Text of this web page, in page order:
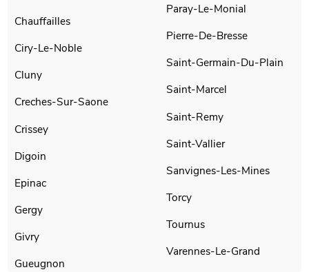
Chauffailles
Ciry-Le-Noble
Cluny
Creches-Sur-Saone
Crissey
Digoin
Epinac
Gergy
Givry
Gueugnon
Paray-Le-Monial
Pierre-De-Bresse
Saint-Germain-Du-Plain
Saint-Marcel
Saint-Remy
Saint-Vallier
Sanvignes-Les-Mines
Torcy
Tournus
Varennes-Le-Grand